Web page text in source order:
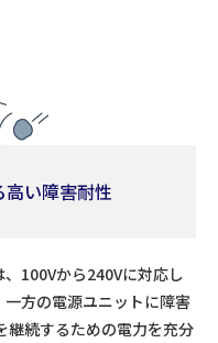
い障害耐性
100Vから240Vに対応し
方の電源ユニットに障害
継続するための電力を充分